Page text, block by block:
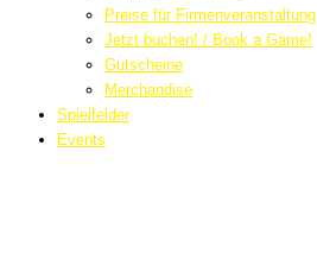
Preise für Firmenveranstaltung
Jetzt buchen! / Book a Game!
Gutscheine
Merchandise
Spielfelder
Events